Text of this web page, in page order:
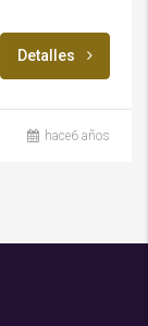
Detalles
hace6 años